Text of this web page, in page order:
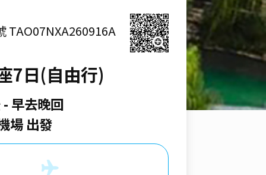
TAO07NXA260916A
7日(自由行)
早去晚回
場 出發